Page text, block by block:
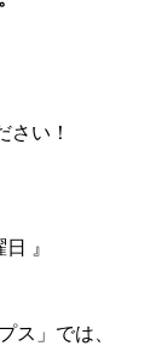
い！
』
ス」では、